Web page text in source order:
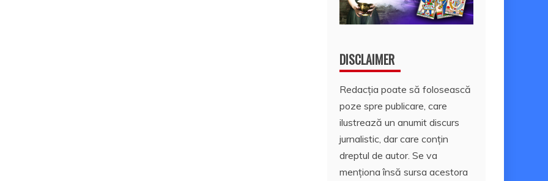
DISCLAIMER
Redacția poate să folosească
poze spre publicare, care
ilustrează un anumit discurs
jurnalistic, dar care conțin
dreptul de autor. Se va
menționa însă sursa acestora